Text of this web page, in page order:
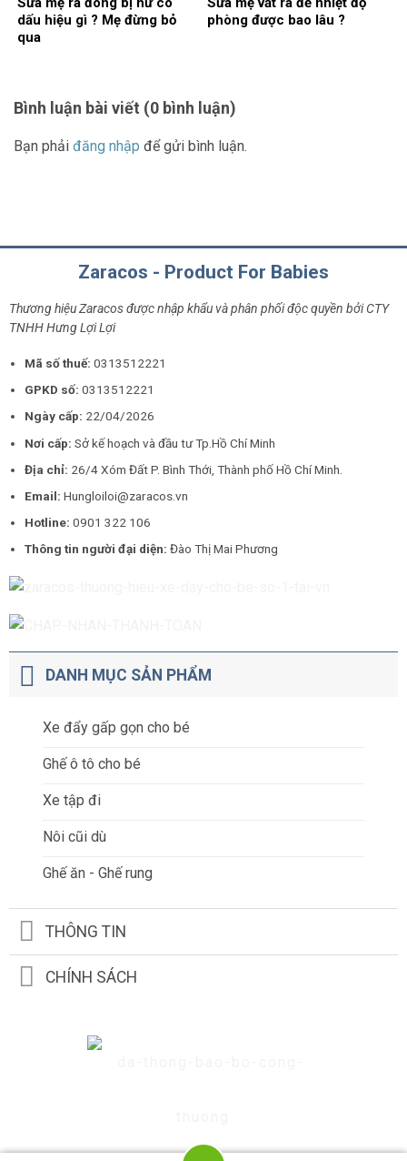
dấu hiệu gì ? Mẹ đừng bỏ
qua
phòng được bao lâu ?
Bình luận bài viết (0 bình luận)
Bạn phải đăng nhập để gửi bình luận.
Zaracos - Product For Babies
Thương hiệu Zaracos được nhập khẩu và phân phối độc quyền bởi CTY
TNHH Hưng Lợi Lợi
Mã số thuế: 0313512221
GPKD số:0313512221
Ngày cấp: 22/04/2026
Nơi cấp:Sở kế hoạch và đầu tư Tp.Hồ Chí Minh
Địa chỉ: 26/4 Xóm Đất P. Bình Thới, Thành phố Hồ Chí Minh.
Email:Hungloiloi@zaracos.vn
Hotline:0901 322 106
Thông tin người đại diện:Đào Thị Mai Phương
DANH MỤC SẢN PHẨM
Xe đẩy gấp gọn cho bé
Ghế ô tô cho bé
Xe tập đi
Nôi cũi dù
Ghế ăn - Ghế rung
THÔNG TIN
CHÍNH SÁCH